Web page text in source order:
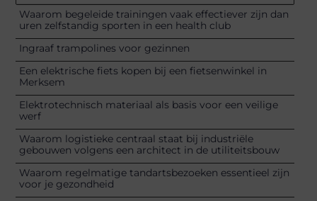
Waarom begeleide trainingen vaak effectiever zijn dan
uren zelfstandig sporten in een health club
Ingraaf trampolines voor gezinnen
Een elektrische fiets kopen bij een fietsenwinkel in
Merksem
Elektrotechnisch materiaal als basis voor een veilige
werf
Waarom logistieke centraal staat bij industriële
gebouwen volgens een architect in de utiliteitsbouw
Waarom regelmatige tandartsbezoeken essentieel zijn
voor je gezondheid